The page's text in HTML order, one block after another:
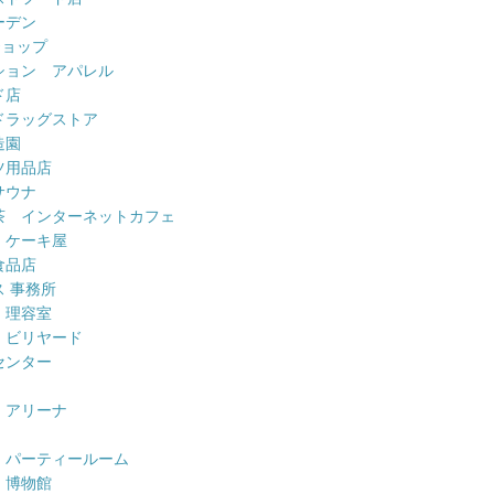
デン
ップ
ョン アパレル
店
ッグストア
用品店
ナ
インターネットカフェ
ーキ屋
品店
事務所
容室
リヤード
ンター
リーナ
ーティールーム
物館